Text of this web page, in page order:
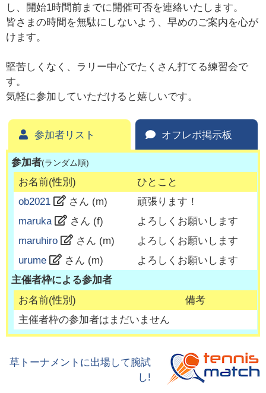
し、開始1時間前までに開催可否を連絡いたします。
皆さまの時間を無駄にしないよう、早めのご案内を心が
けます。
堅苦しくなく、ラリー中心でたくさん打てる練習会で
す。
気軽に参加していただけると嬉しいです。
参加者リスト オフレポ掲示板
参加者(ランダム順)
お名前(性別)
ひとこと
ob2021
さん (m)
頑張ります！
maruka
さん (f)
よろしくお願いします
maruhiro
さん (m)
よろしくお願いします
urume
さん (m)
よろしくお願いします
主催者枠による参加者
お名前(性別)
備考
主催者枠の参加者はまだいません
草トーナメントに出場して腕試
し!